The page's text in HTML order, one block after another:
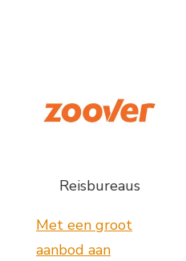
Reisbureaus
Met een groot
aanbod aan